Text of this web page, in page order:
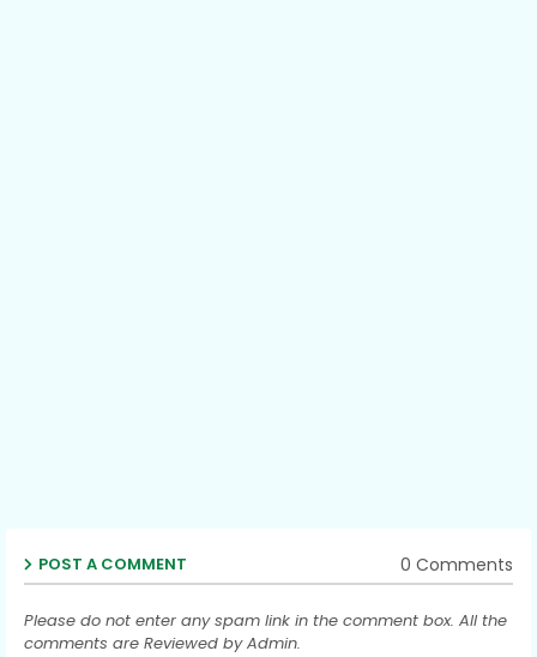
POST A COMMENT 0 Comments
Please do not enter any spam link in the comment box. All the
comments are Reviewed by Admin.